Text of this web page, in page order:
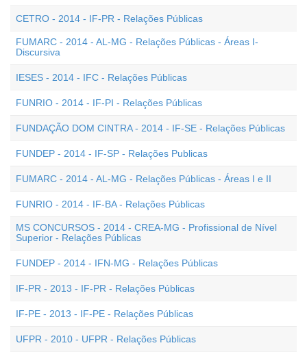
CETRO - 2014 - IF-PR - Relações Públicas
FUMARC - 2014 - AL-MG - Relações Públicas - Áreas I-
Discursiva
IESES - 2014 - IFC - Relações Públicas
FUNRIO - 2014 - IF-PI - Relações Públicas
FUNDAÇÃO DOM CINTRA - 2014 - IF-SE - Relações Públicas
FUNDEP - 2014 - IF-SP - Relações Publicas
FUMARC - 2014 - AL-MG - Relações Públicas - Áreas I e II
FUNRIO - 2014 - IF-BA - Relações Públicas
MS CONCURSOS - 2014 - CREA-MG - Profissional de Nível
Superior - Relações Públicas
FUNDEP - 2014 - IFN-MG - Relações Públicas
IF-PR - 2013 - IF-PR - Relações Públicas
IF-PE - 2013 - IF-PE - Relações Públicas
UFPR - 2010 - UFPR - Relações Públicas